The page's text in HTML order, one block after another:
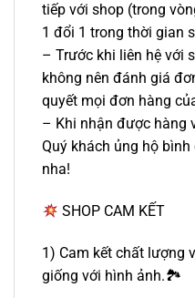
tiếp với shop (trong
1 đổi 1 trong thời gian
– Trước khi liên hệ với
không nên đánh giá
quyết mọi đơn hàng
– Khi nhận được hàng
Quý khách ủng hộ
nha!
SHOP CAM KẾT
1) Cam kết chất lượng
giống với hình ảnh.🏞